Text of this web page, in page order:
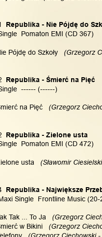
Republika - Nie Pójdę do
Pomaton EMI (CD 367)
Pójdę do Szkoły
(Grzegorz
  Republika - Śmierć na Pięć
------ (------)
na Pięć
(Grzegorz
  Republika - Zielone usta
Pomaton EMI (CD 472)
usta
(Sławomir
Republika - Największe
Single  Frontline Music (20-
Tak ... To Ja
(Grzegorz
w Bikini
(Grzegorz